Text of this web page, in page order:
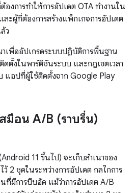
การทำให้การอัปเดต OTA ทำงานใน
ผู้ที่ต้องการสร้างแพ็กเกจการอัปเดต
ว
เพื่ออัปเกรดระบบปฏิบัติการพื้นฐาน
ตั้งในพาร์ติชันระบบ และกฎเขตเวลา
แอปที่ผู้ใช้ติดตั้งจาก Google Play
มือน A/B (ราบรื่น)
11 ขึ้นไป) จะเก็บสำเนาของ
2 ชุดในระหว่างการอัปเดต กลไกการ
ที่มีการบีบอัด แม้ว่าการอัปเดต A/B